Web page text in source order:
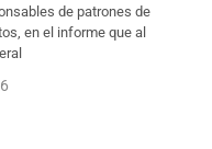
de patrones de
en el informe que al